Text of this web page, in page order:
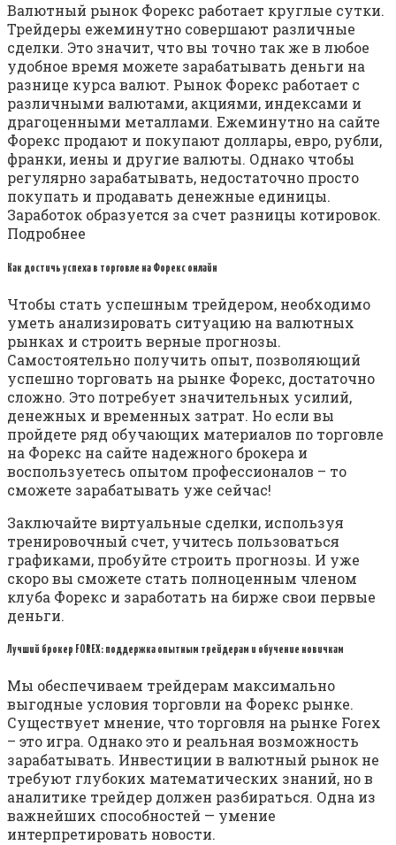
Валютный рынок Форекс работает круглые сутки.
Трейдеры ежеминутно совершают различные
сделки. Это значит, что вы точно так же в любое
удобное время можете зарабатывать деньги на
разнице курса валют. Рынок Форекс работает с
различными валютами, акциями, индексами и
драгоценными металлами. Ежеминутно на сайте
Форекс продают и покупают доллары, евро, рубли,
франки, иены и другие валюты. Однако чтобы
регулярно зарабатывать, недостаточно просто
покупать и продавать денежные единицы.
Заработок образуется за счет разницы котировок.
Подробнее
Как достичь успеха в торговле на Форекс онлайн
Чтобы стать успешным трейдером, необходимо
уметь анализировать ситуацию на валютных
рынках и строить верные прогнозы.
Самостоятельно получить опыт, позволяющий
успешно торговать на рынке Форекс, достаточно
сложно. Это потребует значительных усилий,
денежных и временных затрат. Но если вы
пройдете ряд обучающих материалов по торговле
на Форекс на сайте надежного брокера и
воспользуетесь опытом профессионалов – то
сможете зарабатывать уже сейчас!
Заключайте виртуальные сделки, используя
тренировочный счет, учитесь пользоваться
графиками, пробуйте строить прогнозы. И уже
скоро вы сможете стать полноценным членом
клуба Форекс и заработать на бирже свои первые
деньги.
Лучший брокер FOREX: поддержка опытным трейдерам и обучение новичкам
Мы обеспечиваем трейдерам максимально
выгодные условия торговли на Форекс рынке.
Существует мнение, что торговля на рынке Forex
– это игра. Однако это и реальная возможность
зарабатывать. Инвестиции в валютный рынок не
требуют глубоких математических знаний, но в
аналитике трейдер должен разбираться. Одна из
важнейших способностей — умение
интерпретировать новости.